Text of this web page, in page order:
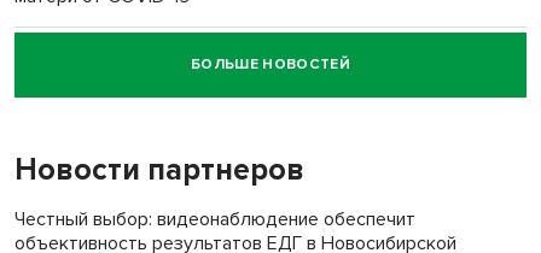
Новосибирский суд наказал водителя за смерть
пенсионерки на вокзале
«Мы живём на пастбище!»: в новосибирском селе лошади
терроризируют жителей
БОЛЬШЕ НОВОСТЕЙ
Новости партнеров
Честный выбор: видеонаблюдение обеспечит
объективность результатов ЕДГ в Новосибирской